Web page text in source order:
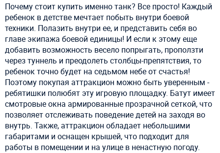
Почему стоит купить именно танк? Все просто! Каждый
ребенок в детстве мечтает побыть внутри боевой
техники. Полазить внутри ее, и представить себя во
главе экипажа боевой единицы! И если к этому еще
добавить возможность весело попрыгать, проползти
через туннель и преодолеть столбцы-препятствия, то
ребенок точно будет на седьмом небе от счастья!
Поэтому покупая аттракцион можно быть уверенным -
ребятишки полюбят эту игровую площадку. Батут имеет
смотровые окна армированные прозрачной сеткой, что
позволяет отслеживать поведение детей на заходя во
внутрь. Также, аттракцион обладает небольшими
габаритами и оснащен крышей, что подходит для
работы в помещении и на улице в ненастную погоду.